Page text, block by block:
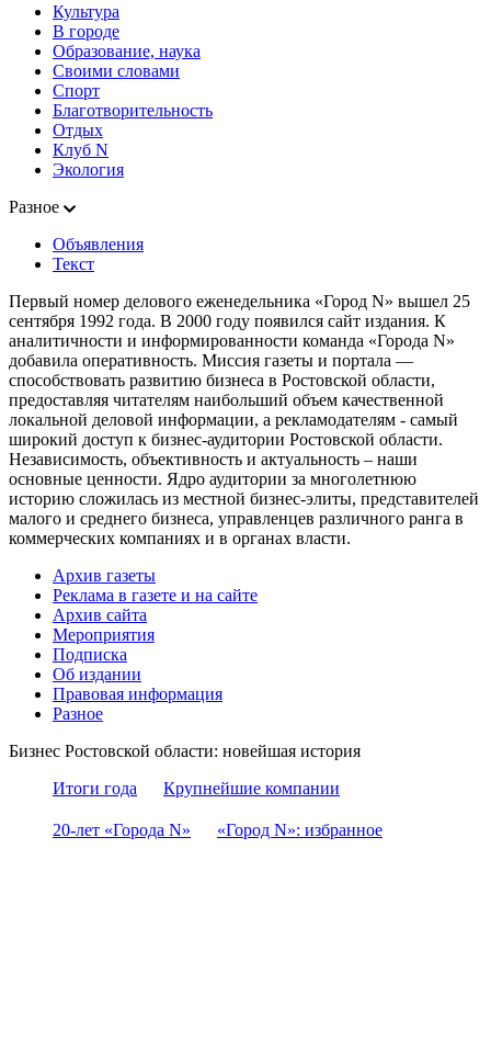
Культура
В городе
Образование, наука
Своими словами
Спорт
Благотворительность
Отдых
Клуб N
Экология
Разное
Объявления
Текст
Первый номер делового еженедельника «Город N» вышел 25
сентября 1992 года. В 2000 году появился сайт издания. К
аналитичности и информированности команда «Города N»
добавила оперативность. Миссия газеты и портала —
способствовать развитию бизнеса в Ростовской области,
предоставляя читателям наибольший объем качественной
локальной деловой информации, а рекламодателям - самый
широкий доступ к бизнес-аудитории Ростовской области.
Независимость, объективность и актуальность – наши
основные ценности. Ядро аудитории за многолетнюю
историю сложилась из местной бизнес-элиты, представителей
малого и среднего бизнеса, управленцев различного ранга в
коммерческих компаниях и в органах власти.
Архив газеты
Реклама в газете и на сайте
Архив сайта
Мероприятия
Подписка
Об издании
Правовая информация
Разное
Бизнес Ростовской области: новейшая история
Итоги года
Крупнейшие компании
20-лет «Города N» «Город N»: избранное